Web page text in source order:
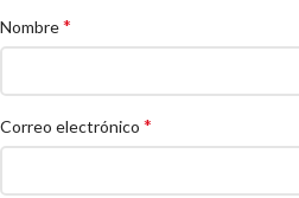
Nombre*
Correo electrónico *